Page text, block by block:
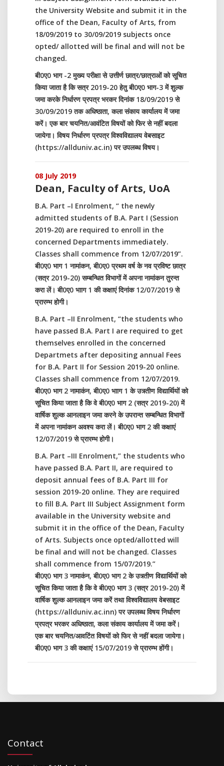
the University Website and submit it in the
office of the Dean, Faculty of Arts, from
18/09/2019 to 30/09/2019 subjects once
opted/ allotted will be final and will not be
changed.
बी0ए0 भाग -2 मुख्य परीक्षा से उत्तीर्ण छात्र/छात्राओं को सूचित
किया जाता है कि सत्र 2019-20 हेतु बी0ए0 भाग-3 में शुल्क
जमा करके निर्धारण प्रपत्र भरकर दिनांक 18/09/2019 से
30/09/2019 तक अधिष्ठाता, कला संकाय कार्यालय में जमा
करें। एक बार चयनित/आवंटित विषयों को फिर से नहीं बदला
जायेगा। विषय निर्धारण प्रपत्र विश्वविद्यालय वेबसाइट
(https://allduniv.ac.in) पर उपलब्ध विषय।
08 July 2019
Dean, Faculty of Arts, UoA
B.A. Part –I Enrolment, “ the newly
admitted students of B.A. Part I (Session
2019-20) are required to enroll in the
concerned Departments immediately.
Classes shall commence from 12/07/2019”.
बी0ए0 भाग 1 नामांकन, बी0ए0 प्रथम वर्ष के नव प्रविष्ट छात्र
(सत्र 2019-20) सम्बन्धित विभागों में अपना नामांकन तुरन्त
करा लें। बी0ए0 भााग 1 की कक्षाएं दिनांक 12/07/2019 से
प्रारम्भ होगी।
B.A. Part –II Enrolment, “the students who
have passed B.A. Part I are required to get
themselves enrolled in the concerned
Departmets after depositing annual Fees
for B.A. Part II for Session 2019-20 online.
Classes shall commence from 12/07/2019.
बी0ए0 भाग 2 नामाकंन, बी0ए0 भााग 1 के उत्र्तीण विद्यार्थियों को
सूचित किया जाता है कि वे बी0ए0 भाग 2 (सत्र 2019-20) में
वार्षिक शुल्क आनलाइन जमा करने के उपरान्त सम्बन्धित विभागों
में अपना नामांकन अवश्य करा लें। बी0ए0 भाग 2 की कक्षाएं
12/07/2019 से प्रारम्भ होगी।
B.A. Part –III Enrolment,” the students who
have passed B.A. Part II, are required to
deposit annual fees of B.A. Part III for
session 2019-20 online. They are required
to fill B.A. Part III Subject Assignment form
available in the University website and
submit it in the office of the Dean, Faculty
of Arts. Subjects once opted/allotted will
be final and will not be changed. Classes
shall commence from 15/07/2019.”
बी0ए0 भाग 3 नामाकंन, बी0ए0 भाग 2 के उत्र्तीण विद्यार्थियों को
सूचित किया जाता है कि वे बी0ए0 भाग 3 (सत्र 2019-20) में
वार्षिक शुल्क आनलाइन जमा करें तथा विश्वविद्यालय वेबसाइट
(https://allduniv.ac.inn) पर उपलब्ध विषय निर्धारण
प्रपत्र भरकर अधिष्ठाता, कला संकाय कार्यालय में जमा करें।
एक बार चयनित/आवटिंत विषयों को फिर से नहीं बदला जायेगा।
बी0ए0 भाग 3 की कक्षाएं 15/07/2019 से प्रारम्भ होंगी।
Contact